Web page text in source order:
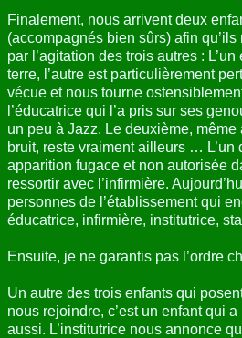
Finalement, nous arrivent deux
(accompagnés bien sûrs) afin
par l’agitation des trois autres :
terre, l’autre est particulièrement
vécue et nous tourne
l’éducatrice qui l’a pris sur ses
un peu à Jazz. Le deuxième,
bruit, reste vraiment ailleurs … L’un
apparition fugace et non autorisée
ressortir avec l’infirmière.
personnes de l’établissement qui
éducatrice, infirmière, institutrice,
Ensuite, je ne garantis pas l’ordre
Un autre des trois enfants qui
nous rejoindre, c’est un enfant qui
aussi. L’institutrice nous annonce